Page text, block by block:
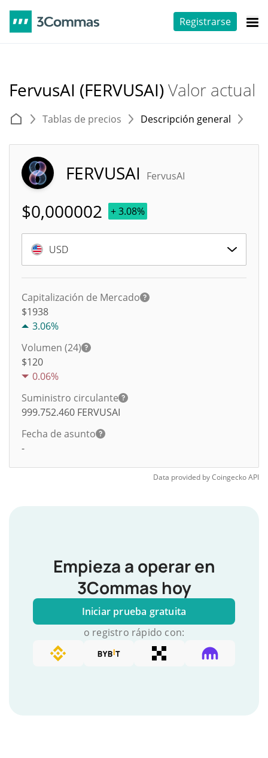
Registrarse
FervusAI (FERVUSAI)Valor actual
Tablas de precios Descripción general
FERVUSAI FervusAI
$0,000002 + 3.08%
USD
Capitalización de Mercado
$1938
3.06%
Volumen (24)
$120
0.06%
Suministro circulante
999.752.460 FERVUSAI
Fecha de asunto
-
Data provided byCoingeckoAPI
Empieza a operar en
3Commas hoy
Iniciar prueba gratuita
o registro rápido con: